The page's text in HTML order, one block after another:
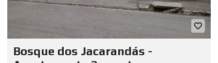
Bosque dos Jacarandás -